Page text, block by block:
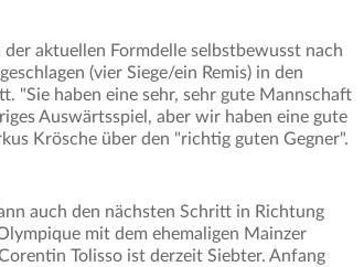
aktuellen Formdelle selbstbewusst nach
(vier Siege/ein Remis) in den
"Sie haben eine sehr, sehr gute Mannschaft
Auswärtsspiel, aber wir haben eine gute
Krösche über den "richtig guten Gegner".
auch den nächsten Schritt in Richtung
mit dem ehemaligen Mainzer
Tolisso ist derzeit Siebter. Anfang